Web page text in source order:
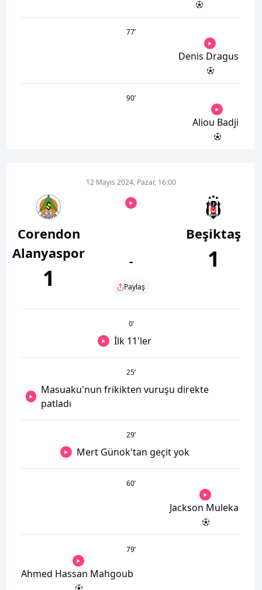
77’
Denis Dragus
90’
Aliou Badji
Corendon
Alanyaspor
1
12 Mayıs 2024, Pazar, 16:00
-
Paylaş
Beşiktaş
1
0’
İlk 11'ler
25’
Masuaku'nun frikikten vuruşu direkte
patladı
29’
Mert Günok'tan geçit yok
60’
Jackson Muleka
79’
Ahmed Hassan Mahgoub